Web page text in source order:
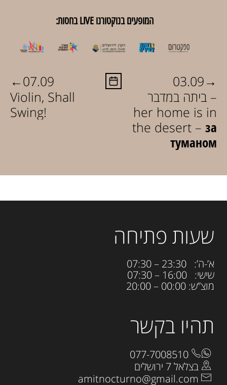
המופעים בנוקטורנו LIVE בחסות:
←07.09
Violin, Shall
Swing!
03.09→
ביתה במדבר –
her home is in
the desert – за
туманом
תהיו בקשר
בצלאל 7 ירושלים
שעות פתיחה
א’-ה’: 23:30 – 07:30
שישי: 16:00 – 07:30
מוצ”ש: 00:00 – 20:00